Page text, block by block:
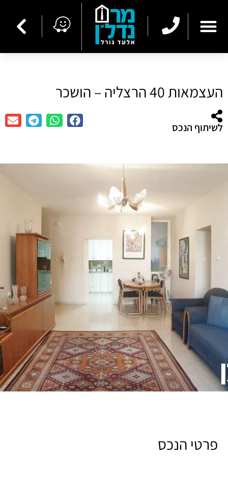
העצמאות 40 הרצליה – הושכר
לשיתוף הנכס
פרטי הנכס